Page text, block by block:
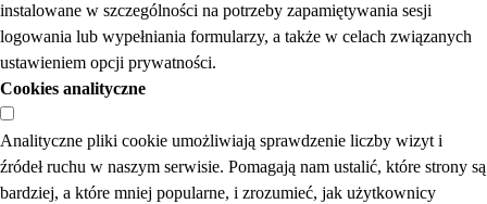
instalowane w szczególności na potrzeby zapamiętywania sesji
logowania lub wypełniania formularzy, a także w celach związanych
ustawieniem opcji prywatności.
Cookies analityczne
Analityczne pliki cookie umożliwiają sprawdzenie liczby wizyt i
źródeł ruchu w naszym serwisie. Pomagają nam ustalić, które strony są
bardziej, a które mniej popularne, i zrozumieć, jak użytkownicy